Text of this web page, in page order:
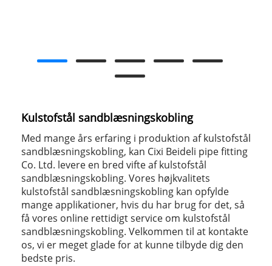
Kulstofstål sandblæsningskobling
Med mange års erfaring i produktion af kulstofstål
sandblæsningskobling, kan Cixi Beideli pipe fitting
Co. Ltd. levere en bred vifte af kulstofstål
sandblæsningskobling. Vores højkvalitets
kulstofstål sandblæsningskobling kan opfylde
mange applikationer, hvis du har brug for det, så
få vores online rettidigt service om kulstofstål
sandblæsningskobling. Velkommen til at kontakte
os, vi er meget glade for at kunne tilbyde dig den
bedste pris.